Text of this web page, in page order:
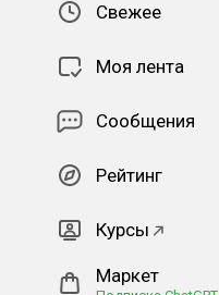
Свежее
Моя лента
Сообщения
Рейтинг
Курсы
Маркет